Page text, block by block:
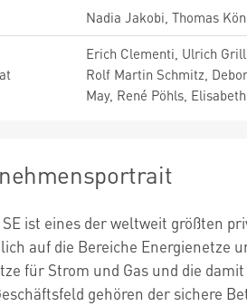
Nadia Jakobi, Thomas
Erich Clementi, Ulrich
Rolf Martin Schmitz,
May, René Pöhls,
SE ist eines der weltweit größten
auf die Bereiche Energienetze
für Strom und Gas und die
gehören der sichere